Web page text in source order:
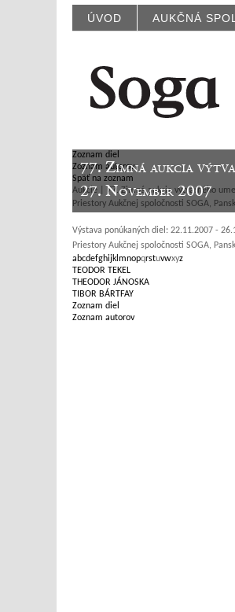
ÚVOD AUKČNÁ
77. Zimná aukcia
27. November 2007
Zoznam diel
Zoznam autorov
Späť na zoznam
Aukcie | 77. Zimná aukcia výtvarného
Priestory Aukčnej spoločnosti SOGA,
Výstava ponúkaných diel: 22.11.2007 -
Priestory Aukčnej spoločnosti SOGA,
abcdefghijk mnopqrstuvwxyz
TEODOR TEKEL
THEODOR JÁNOSKA
TIBOR BÁRTFAY
Zoznam diel
Zoznam autorov